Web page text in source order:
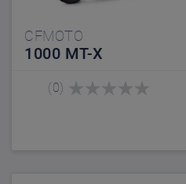
(0)
CFMOTO
1000 MT-X